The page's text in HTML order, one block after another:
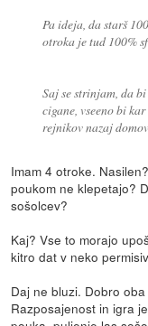
Pa ideja, da starš
otroka je tud 100%
Saj se strinjam, da
cigane, vseeno bi
rejnikov nazaj
Imam 4 otroke.
poukom ne klepetajo?
sošolcev?
Kaj? Vse to morajo
kitro dat v neko
Daj ne bluzi. Dobro
Razposajenost in igra